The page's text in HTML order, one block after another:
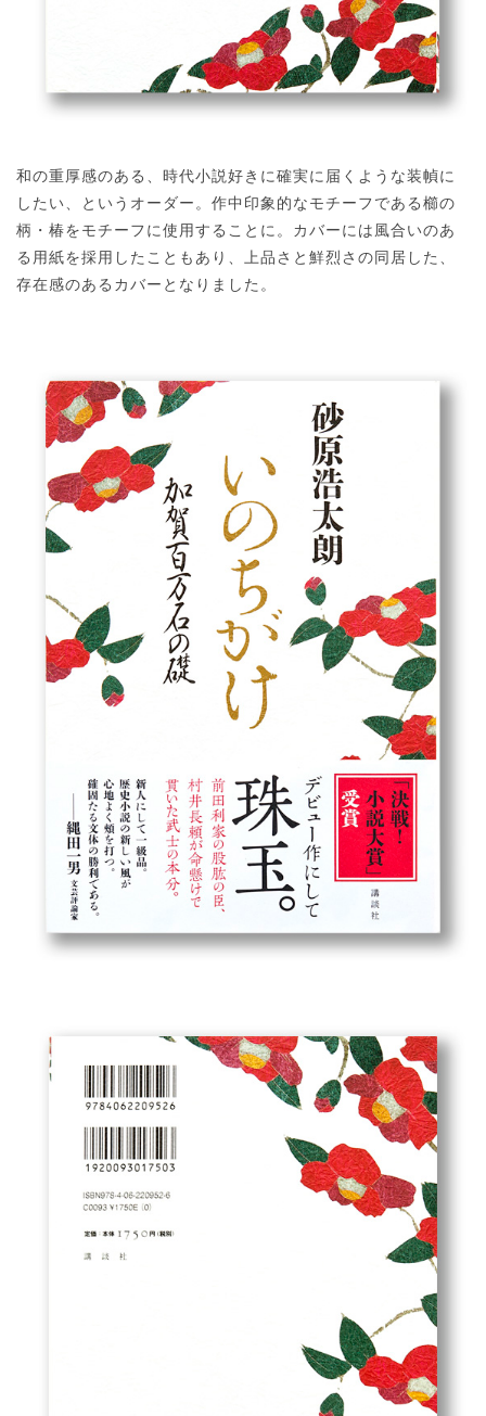
和の重厚感のある、時代小説好きに確実に届くような装幀に
したい、というオーダー。作中印象的なモチーフである櫛の
柄・椿をモチーフに使用することに。カバーには風合いのあ
る用紙を採用したこともあり、上品さと鮮烈さの同居した、
存在感のあるカバーとなりました。